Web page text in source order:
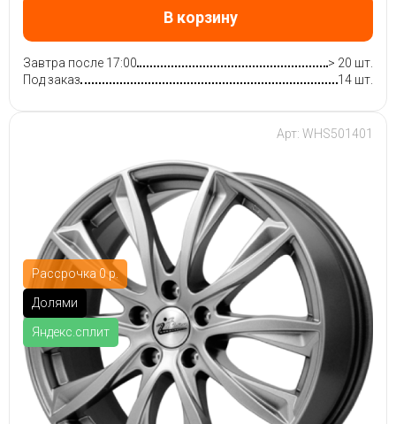
В корзину
Завтра после 17:00
> 20 шт.
Под заказ
14 шт.
Рассрочка 0 р.
Долями
Яндекс.сплит
Арт: WHS501401